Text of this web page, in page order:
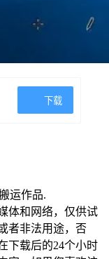
下载
运作品.
体和网络，仅供试
者非法用途，否
下载后的24个小时